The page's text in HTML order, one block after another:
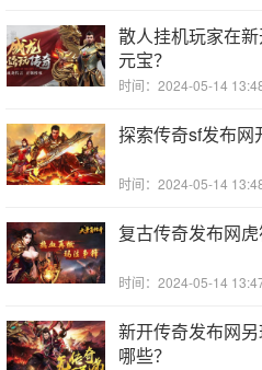
散人挂机玩家在
元宝？
时间：2024-05-14
探索传奇sf发布网
时间：2024-05-14
复古传奇发布网
时间：2024-05-14
新开传奇发布网
哪些？